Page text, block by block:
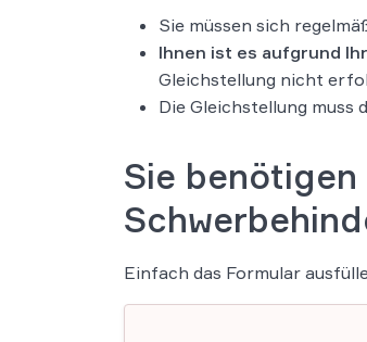
Sie müssen sich
Ihnen ist es aufgrund
Gleichstellung nicht
Die Gleichstellung muss
Sie
Einfach das Formular